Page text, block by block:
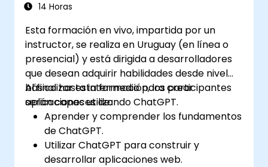
14 Horas
Esta formación en vivo, impartida por un
instructor, se realiza en Uruguay (en línea o
presencial) y está dirigida a desarrolladores
que desean adquirir habilidades desde nivel
básico hasta intermedio para crear
aplicaciones utilizando ChatGPT.
Al finalizar esta formación, los participantes
serán capaces de:
Aprender y comprender los fundamentos
de ChatGPT.
Utilizar ChatGPT para construir y
desarrollar aplicaciones web.